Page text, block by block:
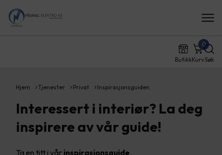
ButikkKurv
0
Søk
Hjem Tjenester Privat Inspirasjonsguiden
Interessert i interiør? La deg
inspirere av vår guide!
Ta en titt i vår inspirasjonsguide.